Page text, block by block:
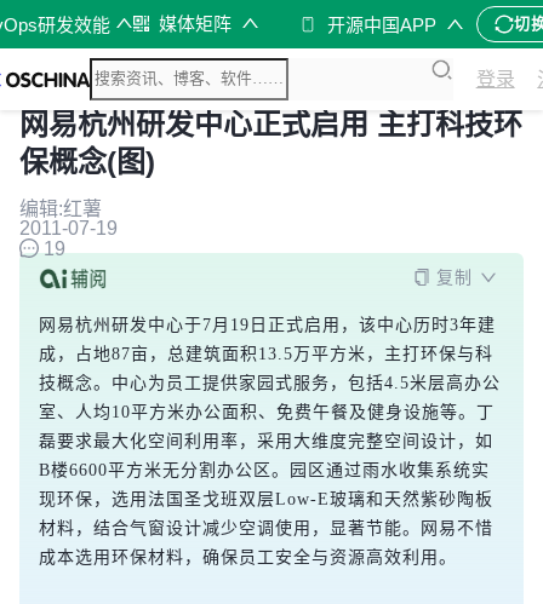
研发效能 媒体矩阵 开源中国APP 切
登录
网易杭州研发中心正式启用 主打科技环
保概念(图)
编辑:红薯
2011-07-19
19
复制
网易杭州研发中心于7月19日正式启用，该中心历时3年建
成，占地87亩，总建筑面积13.5万平方米，主打环保与科
技概念。中心为员工提供家园式服务，包括4.5米层高办公
室、人均10平方米办公面积、免费午餐及健身设施等。丁
磊要求最大化空间利用率，采用大维度完整空间设计，如
B楼6600平方米无分割办公区。园区通过雨水收集系统实
现环保，选用法国圣戈班双层Low-E玻璃和天然紫砂陶板
材料，结合气窗设计减少空调使用，显著节能。网易不惜
成本选用环保材料，确保员工安全与资源高效利用。